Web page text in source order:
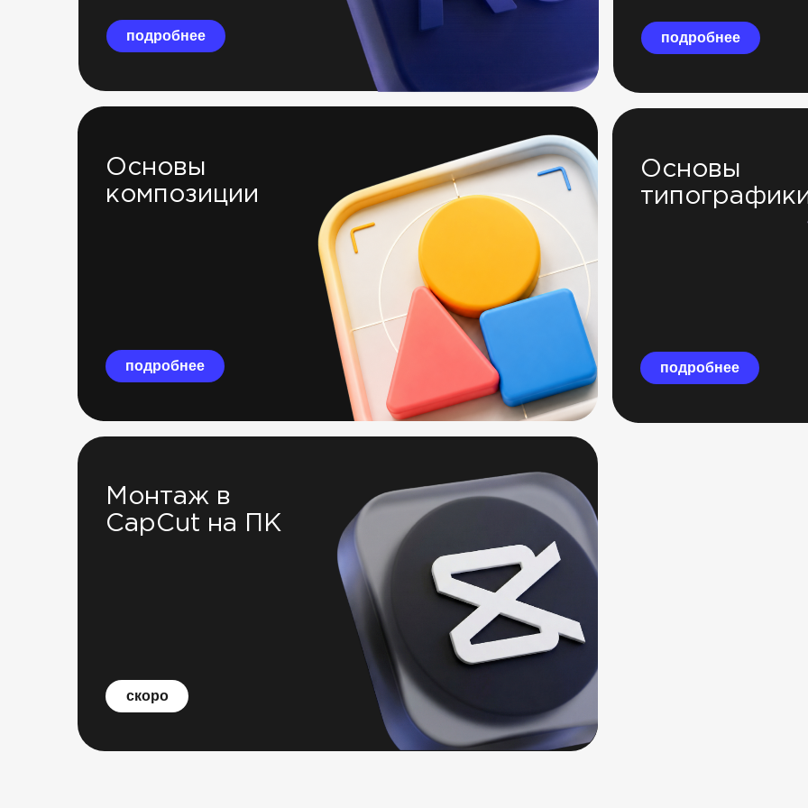
Монтаж в
CapCut на ПК
скоро
подробнее
подробнее
Основы
Основы
композиции
подробнее подробнее